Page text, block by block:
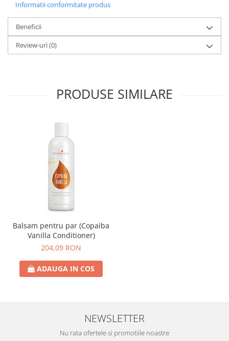
Informatii conformitate produs
Beneficii
Review-uri(0)
PRODUSE SIMILARE
Balsam pentru par (Copaiba
Vanilla Conditioner)
204,09 RON
ADAUGA IN COS
NEWSLETTER
Nu rata ofertele si promotiile noastre